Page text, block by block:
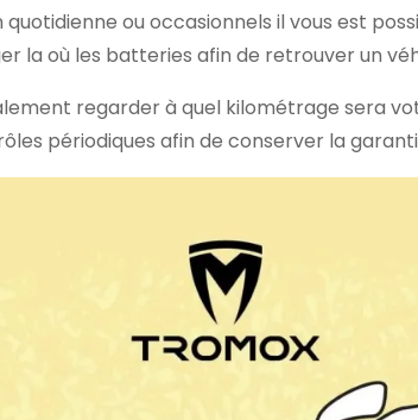
quotidienne ou occasionnels il vous est
la où les batteries afin de retrouver un
regarder à quel kilométrage sera
périodiques afin de conserver la